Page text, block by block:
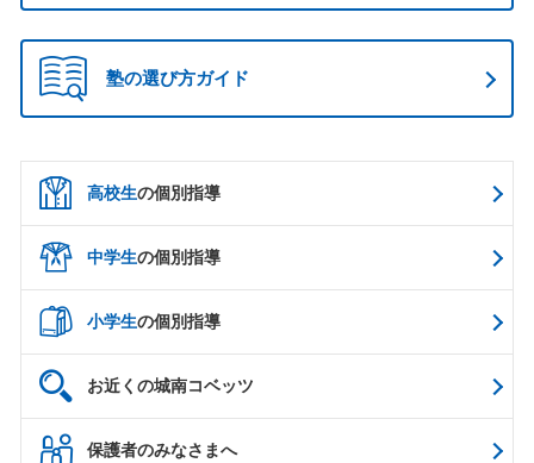
塾の選び方ガイド
高校生の個別指導
中学生の個別指導
小学生の個別指導
お近くの城南コベッツ
保護者のみなさまへ